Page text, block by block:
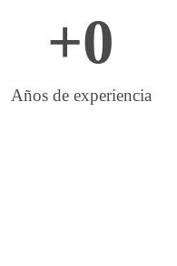
Años de experiencia
+0